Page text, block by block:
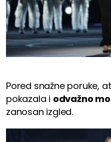
Pored snažne poruke,
pokazala i odvažno
zanosan izgled.